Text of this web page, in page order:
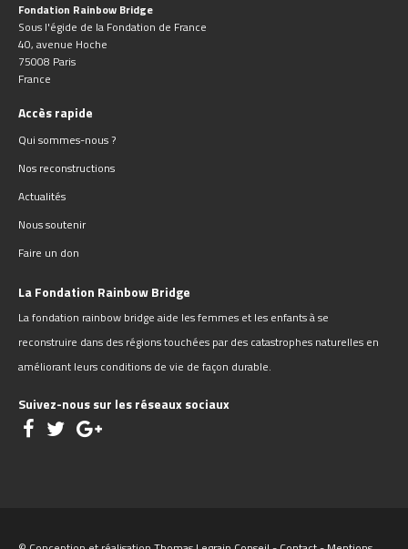
Fondation Rainbow Bridge
Sous l'égide de la Fondation de France
40, avenue Hoche
75008 Paris
France
Accès rapide
Qui sommes-nous ?
Nos reconstructions
Actualités
Nous soutenir
Faire un don
La Fondation Rainbow Bridge
La fondation rainbow bridge aide les femmes et les enfants à se
reconstruire dans des régions touchées par des catastrophes naturelles en
améliorant leurs conditions de vie de façon durable.
Suivez-nous sur les réseaux sociaux